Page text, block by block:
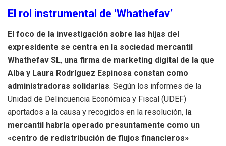
El rol instrumental de ‘Whathefav’
El foco de la investigación sobre las hijas del
expresidente se centra en la sociedad mercantil
Whathefav SL, una firma de marketing digital de la que
Alba y Laura Rodríguez Espinosa constan como
administradoras solidarias. Según los informes de la
Unidad de Delincuencia Económica y Fiscal (UDEF)
aportados a la causa y recogidos en la resolución, la
mercantil habría operado presuntamente como un
«centro de redistribución de flujos financieros»